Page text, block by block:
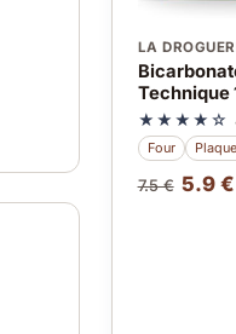
LA
Technique
★★★★☆
Four
7.5 € 5.9 €